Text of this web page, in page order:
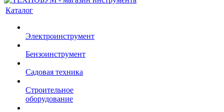
Каталог
Электроинструмент
Бензоинструмент
Садовая техника
Строительное
оборудование